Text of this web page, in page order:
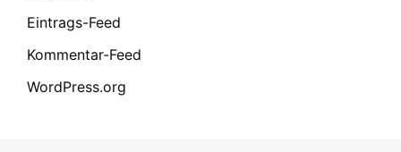
Eintrags-Feed
Kommentar-Feed
WordPress.org